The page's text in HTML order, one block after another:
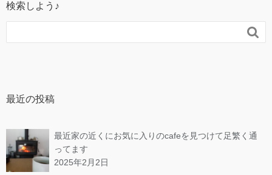
検索しよう♪

最近の投稿
最近家の近くにお気に入りのcafeを見つけて足繁く通
ってます
2025年2月2日